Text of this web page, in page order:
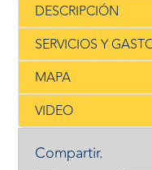
DESCRIPCIÓN
SERVICIOS Y
MAPA
VIDEO
Compartir.